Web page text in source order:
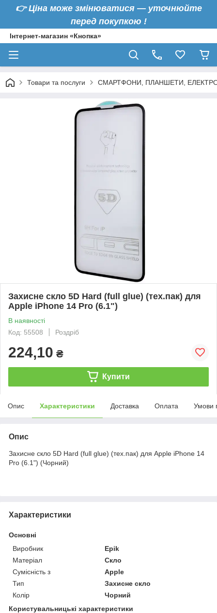
👉Ціна може змінюватися — уточнюйте
перед покупкою !
Інтернет-магазин «Кнопка»
Товари та послуги СМАРТФОНИ, ПЛАНШЕТИ,
Захисне скло 5D Hard (full glue) (тех.пак) для
Apple iPhone 14 Pro (6.1")
В наявності
Код: 55508
Роздріб
224,10 ₴
Купити
Опис Характеристики Доставка Оплата Умови
Опис
Захисне скло 5D Hard (full glue) (тех.пак) для Apple iPhone 14
Pro (6.1") (Чорний)
Характеристики
Основні
Виробник
Epik
Матеріал
Скло
Сумісність з
Apple
Тип
Захисне скло
Колір
Чорний
Користувальницькі характеристики